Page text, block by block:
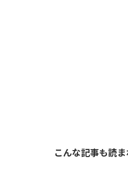
こんな記事も読